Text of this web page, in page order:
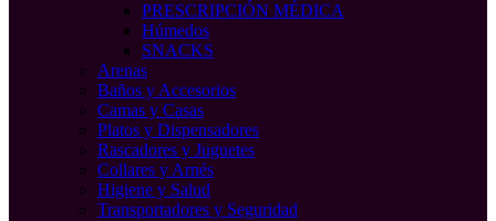
PRESCRIPCIÓN MÉDICA
Húmedos
SNACKS
Arenas
Baños y Accesorios
Camas y Casas
Platos y Dispensadores
Rascadores y Juguetes
Collares y Arnés
Higiene y Salud
Transportadores y Seguridad